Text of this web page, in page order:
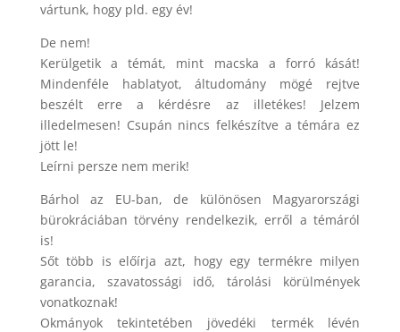
vártunk, hogy pld. egy év!
De nem!
Kerülgetik a témát, mint macska a forró kását!
Mindenféle hablatyot, áltudomány mögé rejtve
beszélt erre a kérdésre az illetékes! Jelzem
illedelmesen! Csupán nincs felkészítve a témára ez
jött le!
Leírni persze nem merik!
Bárhol az EU-ban, de különösen Magyarországi
bürokráciában törvény rendelkezik, erről a témáról
is!
Sőt több is előírja azt, hogy egy termékre milyen
garancia, szavatossági idő, tárolási körülmények
vonatkoznak!
Okmányok tekintetében jövedéki termék lévén